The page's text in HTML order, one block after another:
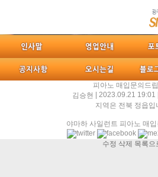
피아노 매입문의드
김승현
2023.09.21 19:01
지역은 전북 정읍입
야마하 사일런트 피아노 매
수정 삭제 목록으